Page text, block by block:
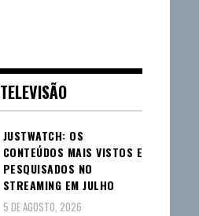
TELEVISÃO
JUSTWATCH: OS
CONTEÚDOS MAIS VISTOS E
PESQUISADOS NO
STREAMING EM JULHO
5 DE AGOSTO, 2026